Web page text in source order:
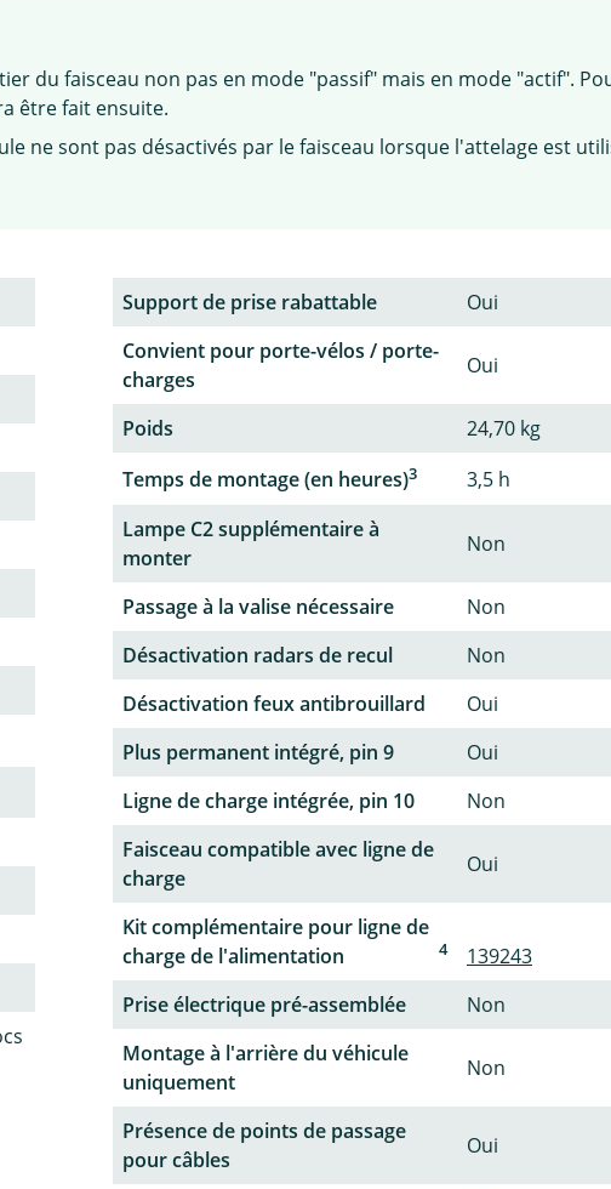
du faisceau non pas en mode "passif" mais en mode "actif".
être fait ensuite.
ne sont pas désactivés par le faisceau lorsque l'attelage est
Support de prise rabattable
Oui
Convient pour porte-vélos / porte-
charges
Oui
Poids
24,70 kg
Temps de montage (en heures)3
3,5 h
Lampe C2 supplémentaire à
monter
Non
Passage à la valise nécessaire
Non
Désactivation radars de recul
Non
Désactivation feux antibrouillard
Oui
Plus permanent intégré, pin 9
Oui
Ligne de charge intégrée, pin 10
Non
Faisceau compatible avec ligne de
charge
Oui
Kit complémentaire pour ligne de
charge de l'alimentation
4
139243
Prise électrique pré-assemblée
Non
Montage à l'arrière du véhicule
uniquement
Non
Présence de points de passage
pour câbles
Oui